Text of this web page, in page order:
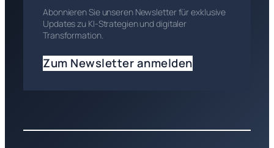
Abonnieren Sie unseren Newsletter für exklusive
Updates zu KI-Strategien und digitaler
Transformation.
Zum Newsletter anmelden